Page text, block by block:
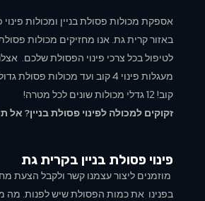
אספקת מכולות פסולת בניין ומכולות
באזור קרית גת. אנו מחזיקים מכולות
לטיפול בכל צרכי פינוי הפסולת שלכם.
קוב! 12 גדלי מכולות שונים לכל מטרה!
זקוקים למכולה לפינוי פסולת בניין? אל
פינוי פסולת בניין בקרית גת
מוזמנים ליצור עצמנו קשר ולקבל הצעת
בפנינו את כמות הפסולת שיש לפנות. מה